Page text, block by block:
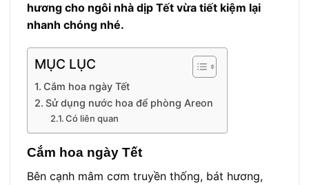
hương cho ngôi nhà dịp Tết vừa tiết kiệm lại
nhanh chóng nhé.
MỤC LỤC
Cắm hoa ngày Tết
Sử dụng nước hoa để phòng Areon
Có liên quan
Cắm hoa ngày Tết
Bên cạnh mâm cơm truyền thống, bát hương,